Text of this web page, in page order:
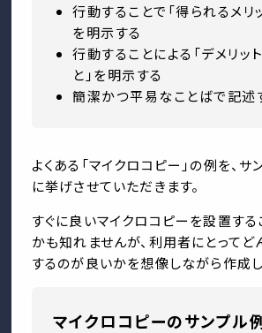
行動することで「得られるメリ
を明示する
行動することによる「デメリッ
と」を明示する
簡潔かつ平易なことばで記述
よくある「マイクロコピー」の例を、
に挙げさせていただきます。
すぐに良いマイクロコピーを設置す
かも知れませんが、利用者にとってど
するのが良いかを想像しながら作成し
マイクロコピーのサンプル